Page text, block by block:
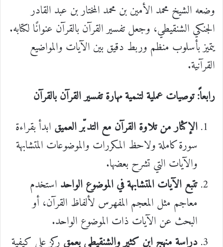
وضعه الشيخ محمد الأمين بن محمد المختار بن عبد القادر
الجنكي الشنقيطي، وجعل تفسير القرآن بالقرآن عنوانًا لكتابه.
يتميز بأسلوب منظم وربط دقيق بين الآيات والمواضيع
القرآنية.
رابعاً: توصيات عملية لتنمية مهارة تفسير القرآن بالقرآن
الإكثار من تلاوة القرآن مع التدبّر العميقابدأ بقراءة
سورة كاملة ولاحظ المكررات والموضوعات المتشابهة
والآيات التي تشرح بعضها.
تتبع الآيات المتشابهة في الموضوع الواحداستخدم
معاجم مثل المعجم المفهرس لألفاظ القرآن، أو
البحث عن الآيات ذات الموضوع الواحد.
دراسة منهج ابن كثير والشنقيطي بعمقركز على كيفية